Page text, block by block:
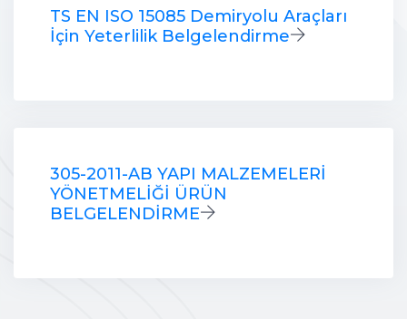
TS EN ISO 15085 Demiryolu Araçları
İçin Yeterlilik Belgelendirme
305-2011-AB YAPI MALZEMELERİ
YÖNETMELİĞİ ÜRÜN
BELGELENDİRME